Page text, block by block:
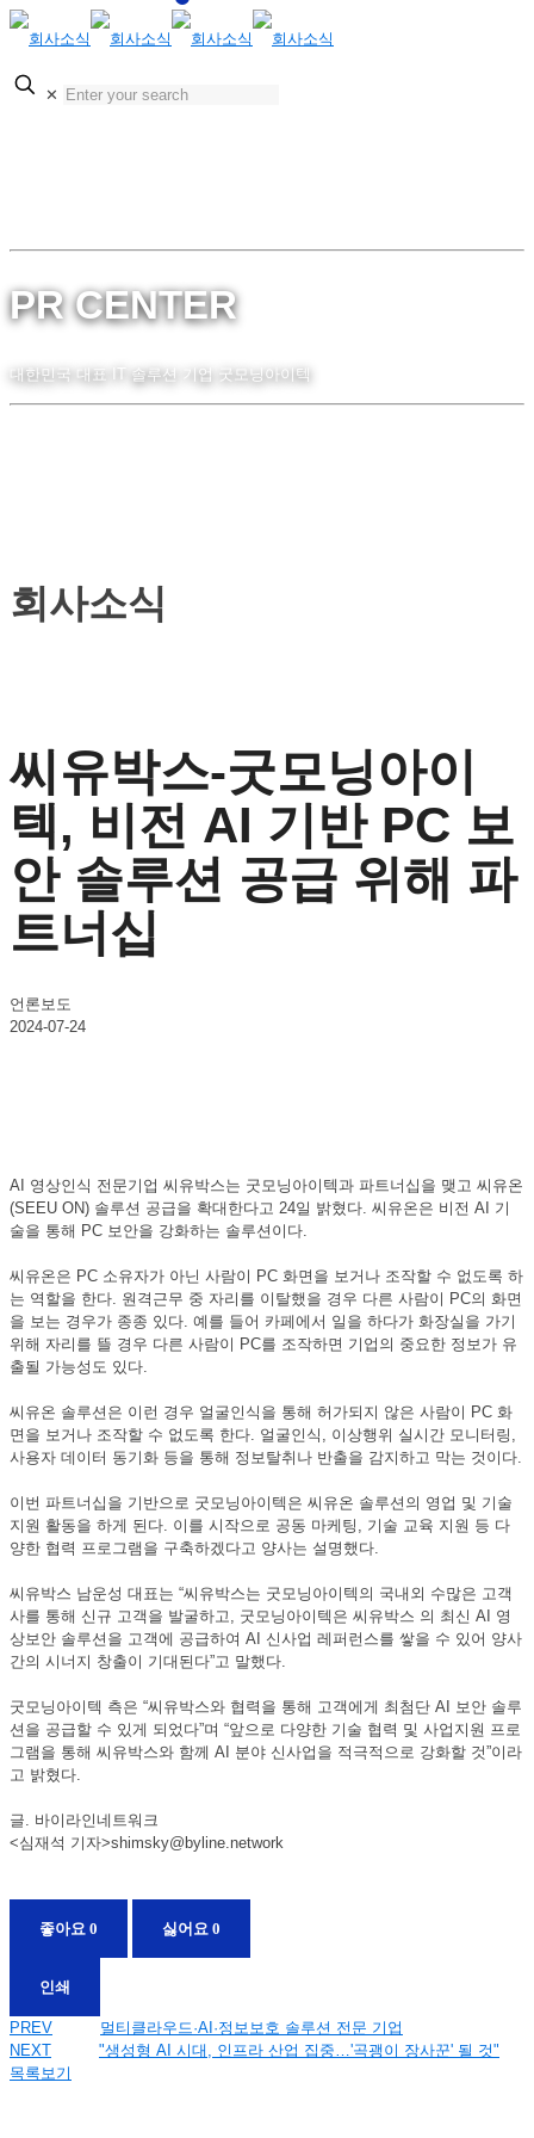
✕
PR CENTER
대한민국 대표 IT 솔루션 기업 굿모닝아이텍
회사소식
씨유박스-굿모닝아이
텍, 비전 AI 기반 PC 보
안 솔루션 공급 위해 파
트너십
언론보도
2024-07-24
AI 영상인식 전문기업 씨유박스는 굿모닝아이텍과 파트너십을 맺고 씨유온
(SEEU ON) 솔루션 공급을 확대한다고 24일 밝혔다. 씨유온은 비전 AI 기
술을 통해 PC 보안을 강화하는 솔루션이다.
씨유온은 PC 소유자가 아닌 사람이 PC 화면을 보거나 조작할 수 없도록 하
는 역할을 한다. 원격근무 중 자리를 이탈했을 경우 다른 사람이 PC의 화면
을 보는 경우가 종종 있다. 예를 들어 카페에서 일을 하다가 화장실을 가기
위해 자리를 뜰 경우 다른 사람이 PC를 조작하면 기업의 중요한 정보가 유
출될 가능성도 있다.
씨유온 솔루션은 이런 경우 얼굴인식을 통해 허가되지 않은 사람이 PC 화
면을 보거나 조작할 수 없도록 한다. 얼굴인식, 이상행위 실시간 모니터링,
사용자 데이터 동기화 등을 통해 정보탈취나 반출을 감지하고 막는 것이다.
이번 파트너십을 기반으로 굿모닝아이텍은 씨유온 솔루션의 영업 및 기술
지원 활동을 하게 된다. 이를 시작으로 공동 마케팅, 기술 교육 지원 등 다
양한 협력 프로그램을 구축하겠다고 양사는 설명했다.
씨유박스 남운성 대표는 “씨유박스는 굿모닝아이텍의 국내외 수많은 고객
사를 통해 신규 고객을 발굴하고, 굿모닝아이텍은 씨유박스 의 최신 AI 영
상보안 솔루션을 고객에 공급하여 AI 신사업 레퍼런스를 쌓을 수 있어 양사
간의 시너지 창출이 기대된다”고 말했다.
굿모닝아이텍 측은 “씨유박스와 협력을 통해 고객에게 최첨단 AI 보안 솔루
션을 공급할 수 있게 되었다”며 “앞으로 다양한 기술 협력 및 사업지원 프로
그램을 통해 씨유박스와 함께 AI 분야 신사업을 적극적으로 강화할 것”이라
고 밝혔다.
글. 바이라인네트워크
<심재석 기자>shimsky@byline.network
좋아요 0 싫어요 0
인쇄
PREV
멀티클라우드·AI·정보보호 솔루션 전문 기업
NEXT
"생성형 AI 시대, 인프라 산업 집중…'곡괭이 장사꾼' 될 것"
목록보기